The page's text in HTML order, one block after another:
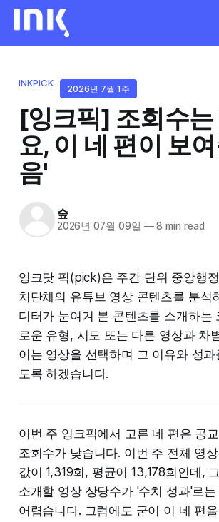
INKPICK
2026년 7월 1주
[잉크픽] 조회수는
요, 이 네 편이 보
음'
숲
2026년 07월 09일 —8 min read
잉크닷 픽(pick)은 주간 단위 중앙행
치단체의 유튜브 영상 콘텐츠를 분석
디터가 눈여겨 본 콘텐츠를 소개하는
로운 유형, 시도 또는 다른 영상과 차
이는 영상을 선택하며 그 이유와 성과
도록 하겠습니다.
이번 주 잉크픽에서 고른 네 편은 공
조회수가 낮습니다. 이번 주 전체 영
값이 1,319회, 평균이 13,178회인데,
소개할 영상 상당수가 '수치 성과'로
어렵습니다. 그럼에도 굳이 이 네 편